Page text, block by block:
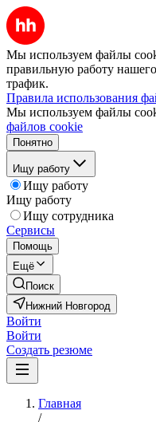
Мы используем файлы
правильную работу
трафик.
Правила использования
Мы используем файлы
файлов cookie
Понятно
Ищу работу
Ищу работу
Ищу работу
Ищу сотрудника
Сервисы
Помощь
Ещё
Поиск
Нижний Новгород
Войти
Войти
Создать резюме
Главная
/